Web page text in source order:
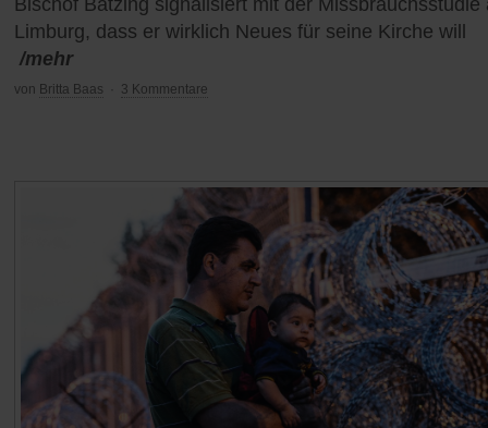
Bischof Bätzing signalisiert mit der Missbrauchsstudie
Limburg, dass er wirklich Neues für seine Kirche will
/mehr
von Britta Baas 3 Kommentare